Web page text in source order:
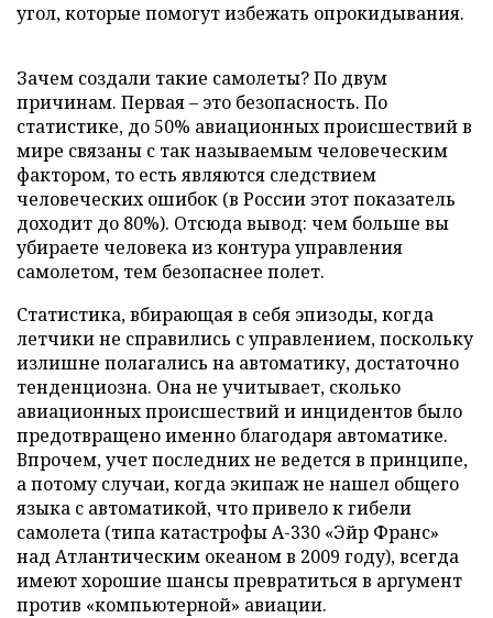
угол, которые помогут избежать опрокидывания.
Зачем создали такие самолеты? По двум
причинам. Первая – это безопасность. По
статистике, до 50% авиационных происшествий в
мире связаны с так называемым человеческим
фактором, то есть являются следствием
человеческих ошибок (в России этот показатель
доходит до 80%). Отсюда вывод: чем больше вы
убираете человека из контура управления
самолетом, тем безопаснее полет.
Статистика, вбирающая в себя эпизоды, когда
летчики не справились с управлением, поскольку
излишне полагались на автоматику, достаточно
тенденциозна. Она не учитывает, сколько
авиационных происшествий и инцидентов было
предотвращено именно благодаря автоматике.
Впрочем, учет последних не ведется в принципе,
а потому случаи, когда экипаж не нашел общего
языка с автоматикой, что привело к гибели
самолета (типа катастрофы А-330 «Эйр Франс»
над Атлантическим океаном в 2009 году), всегда
имеют хорошие шансы превратиться в аргумент
против «компьютерной» авиации.